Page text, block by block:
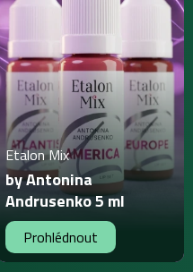
Etalon Mix
by Antonina
Andrusenko 5 ml
Prohlédnout